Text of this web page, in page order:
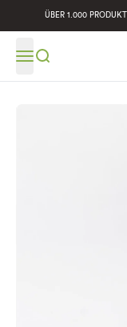
ÜBER 1.000